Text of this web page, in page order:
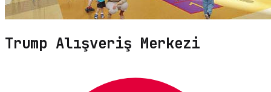
Trump Alışveriş Merkezi